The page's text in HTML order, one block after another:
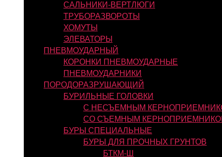
САЛЬНИКИ-ВЕРТЛЮГИ
ТРУБОРАЗВОРОТЫ
ХОМУТЫ
ЭЛЕВАТОРЫ
ПНЕВМОУДАРНЫЙ
КОРОНКИ ПНЕВМОУДАРНЫЕ
ПНЕВМОУДАРНИКИ
ПОРОДОРАЗРУШАЮЩИЙ
БУРИЛЬНЫЕ ГОЛОВКИ
С НЕСЪЕМНЫМ
СО СЪЕМНЫМ
БУРЫ СПЕЦИАЛЬНЫЕ
БУРЫ ДЛЯ ПРОЧНЫХ ГРУНТОВ
БТКМ-Ш